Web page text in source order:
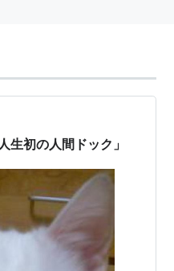
初の人間ドック」